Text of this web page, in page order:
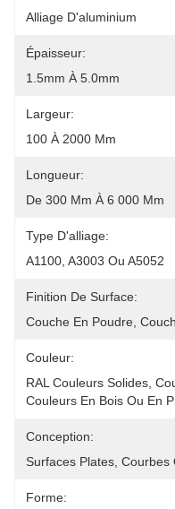
Alliage D'aluminium
Épaisseur:
1.5mm À 5.0mm
Largeur:
100 À 2000 Mm
Longueur:
De 300 Mm À 6 000 Mm
Type D'alliage:
A1100, A3003 Ou A5052
Finition De Surface:
Couche En Poudre,
Couleur:
RAL Couleurs Solides,
Couleurs En Bois Ou En
Conception:
Surfaces Plates, Courbes
Forme: